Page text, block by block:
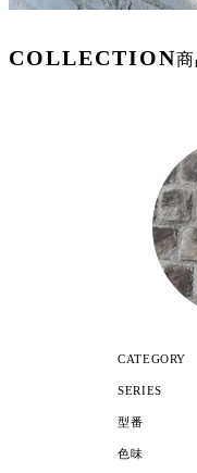
COLLECTION
CATEGORY
SERIES
型番
色味